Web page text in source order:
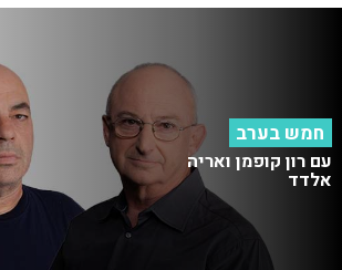
חמש בערב
עם רון קופמן ואריה
אלדד